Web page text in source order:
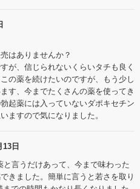
はありませんか？
が、信じられないくらいタチも良く
の薬を続けたいのですが、もう少し
す、今までたくさんの薬を使ってき
起薬には入っていないダポキセチン
ますので気になりました。
日
と言うだけあって、今まで味わった
きました。簡単に言うと若さを取り